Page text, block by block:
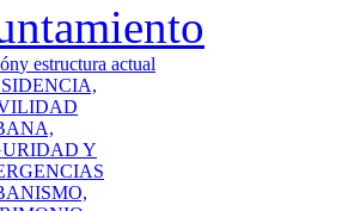
y estructura actual
Y